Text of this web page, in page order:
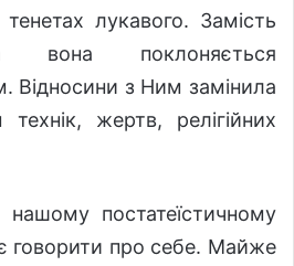
лукавого. Замість
вона поклоняється
Відносини з Ним замінила
технік, жертв, релігійних
нашому постатеїстичному
говорити про себе. Майже